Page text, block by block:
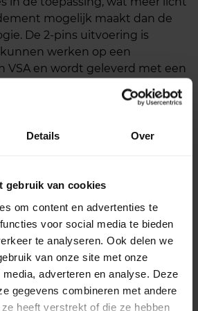
Details Over
gebruik van cookies
om content en advertenties te
voor social media te bieden
te analyseren. Ook delen we
van onze site met onze
adverteren en analyse. Deze
gegevens combineren met andere
heeft verstrekt of die ze hebben
mogelijk maakt dan de
De 2-pins uitvoering is
werken op een
VSA en wordt geleverd met een
is voor insteken/uittrekken.
PL-lampen is in zicht!
lichtbronnen
(CFL’s) met een PL-fitting
dat je binnenkort moet
energiezuiniger en duurzamer
want de overstap naar LED
en we bieden je hier
alternatief aan.
regelgeving worden de